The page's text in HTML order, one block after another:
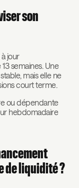
son
jour
semaines. Une
mais elle ne
court terme.
ou dépendante
hebdomadaire
de liquidité ?